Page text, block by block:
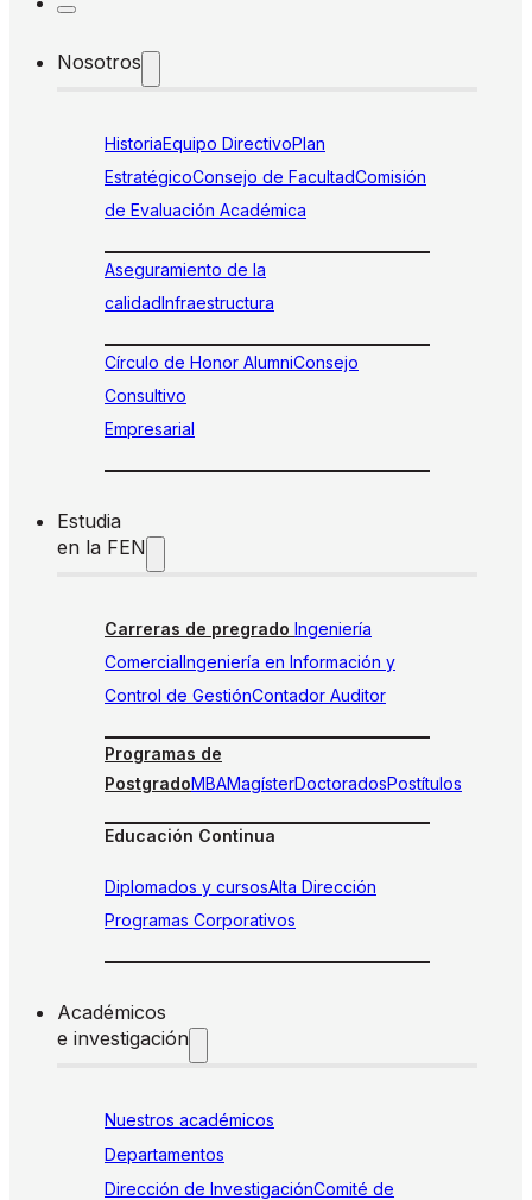
Nosotros
HistoriaEquipo DirectivoPlan
EstratégicoConsejo de FacultadComisión
de Evaluación Académica
Aseguramiento de la
calidadInfraestructura
Círculo de Honor AlumniConsejo
Consultivo
Empresarial
Estudia
en la FEN
Carreras de pregrado Ingeniería
ComercialIngeniería en Información y
Control de GestiónContador Auditor
Programas de
PostgradoMBAMagísterDoctoradosPostítulos
Educación Continua
Diplomados y cursosAlta Dirección
Programas Corporativos
Académicos
e investigación
Nuestros académicos
Departamentos
Dirección de InvestigaciónComité de